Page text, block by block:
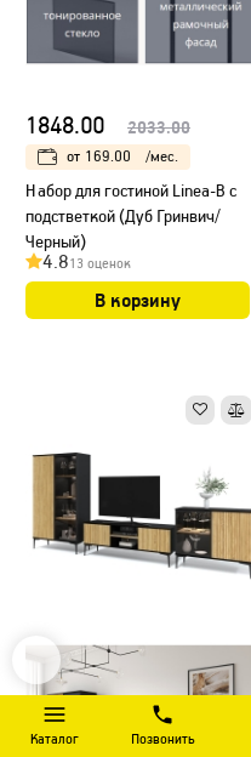
Каталог Позвонить
1848.00 2033.00
от 169.00 /мес.
Набор для гостиной Linea-В с
подстветкой (Дуб Гринвич/
Черный)
4.813 оценок
В корзину